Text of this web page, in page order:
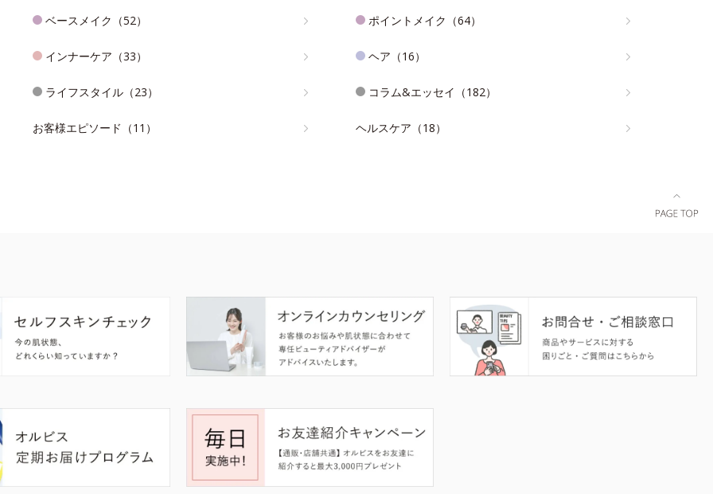
ベースメイク（52） ポイントメイク（64）
インナーケア（33） ヘア（16）
ライフスタイル（23） コラム&エッセイ（182）
お客様エピソード（11） ヘルスケア（18）